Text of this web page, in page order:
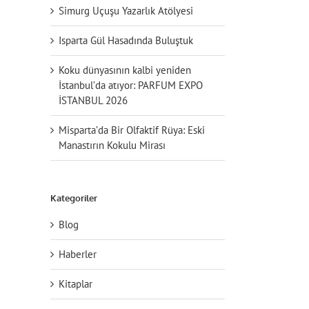
Simurg Uçuşu Yazarlık Atölyesi
Isparta Gül Hasadında Buluştuk
Koku dünyasının kalbi yeniden
İstanbul’da atıyor: PARFUM EXPO
İSTANBUL 2026
Misparta’da Bir Olfaktif Rüya: Eski
Manastırın Kokulu Mirası
Kategoriler
Blog
Haberler
Kitaplar